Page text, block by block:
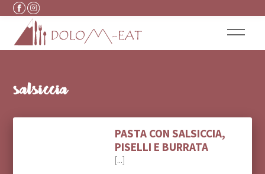
Vai al contenuto
salsiccia
PASTA CON SALSICCIA,
PISELLI E BURRATA
[...]